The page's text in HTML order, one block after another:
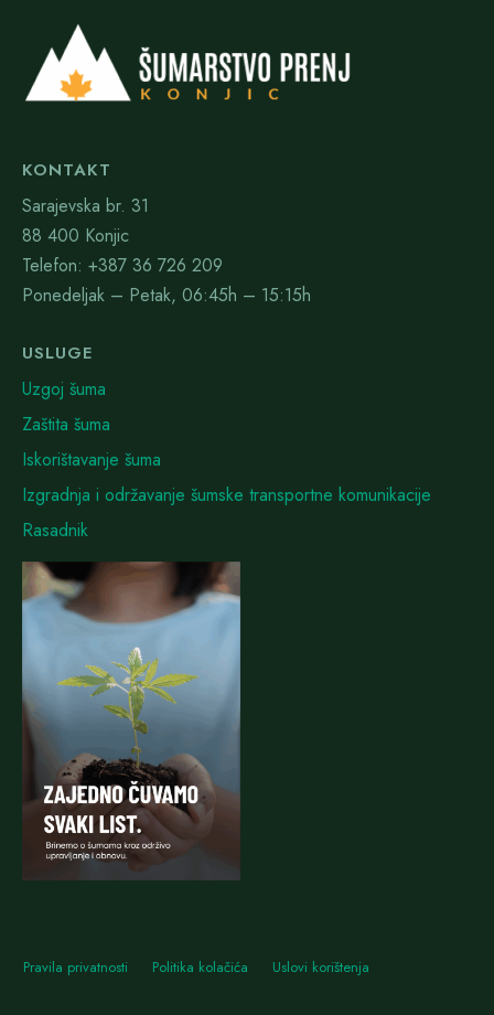
KONTAKT
Sarajevska br. 31
88 400 Konjic
Telefon: +387 36 726 209
Ponedeljak – Petak, 06:45h – 15:15h
USLUGE
Uzgoj šuma
Zaštita šuma
Iskorištavanje šuma
Izgradnja i održavanje šumske transportne komunikacije
Rasadnik
Pravila privatnosti Politika kolačića Uslovi korištenja